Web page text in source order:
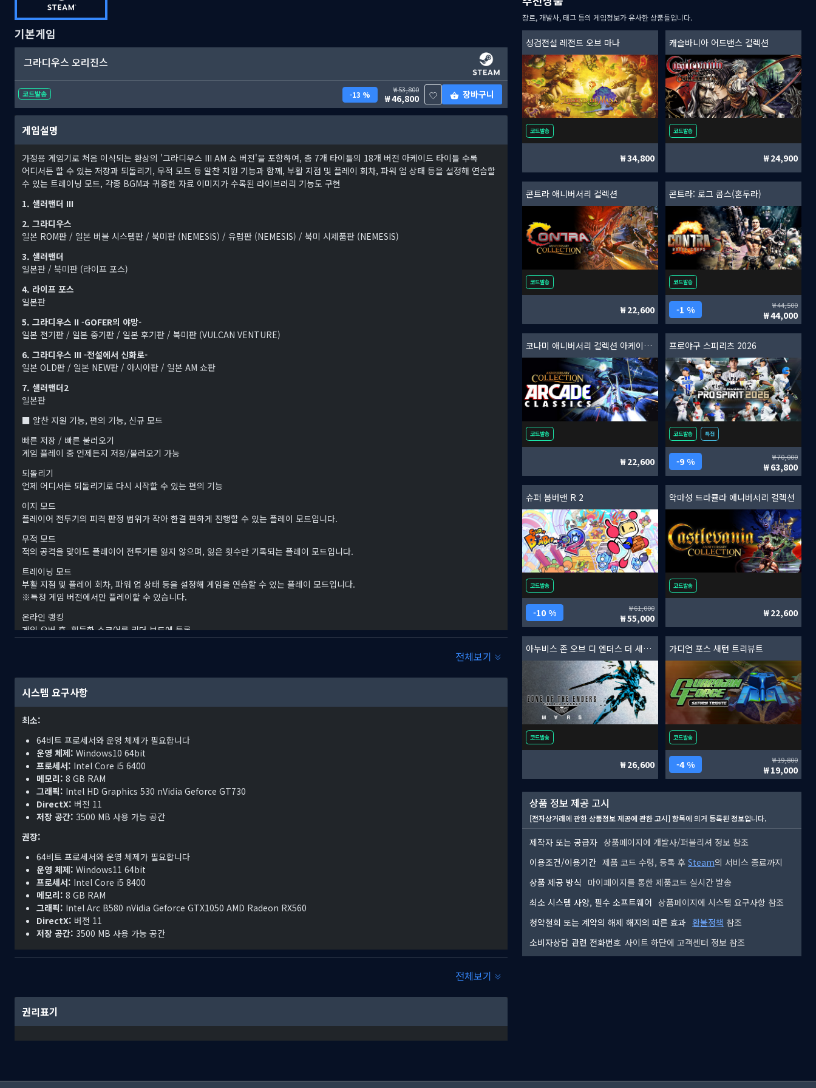
기본게임
그라디우스 오리진스
코드발송 13 % 53,800
46,800 장바구니
게임설명
가정용 게임기로 처음 이식되는 환상의 '그라디우스 III AM 쇼 버전'을 포함하여, 총 7개 타이틀의 18개 버전 아케이드 타이틀 수록
어디서든 할 수 있는 저장과 되돌리기, 무적 모드 등 알찬 지원 기능과 함께, 부활 지점 및 플레이 회차, 파워 업 상태 등을 설정해 연습할
수 있는 트레이닝 모드, 각종 BGM과 귀중한 자료 이미지가 수록된 라이브러리 기능도 구현
1. 샐러맨더 III
2. 그라디우스
일본 ROM판 / 일본 버블 시스템판 / 북미판 (NEMESIS) / 유럽판 (NEMESIS) / 북미 시제품판 (NEMESIS)
3. 샐러맨더
일본판 / 북미판 (라이프 포스)
4. 라이프 포스
일본판
5. 그라디우스 II -GOFER의 야망-
일본 전기판 / 일본 중기판 / 일본 후기판 / 북미판 (VULCAN VENTURE)
6. 그라디우스 III -전설에서 신화로-
일본 OLD판 / 일본 NEW판 / 아시아판 / 일본 AM 쇼판
7. 샐러맨더2
일본판
■ 알찬 지원 기능, 편의 기능, 신규 모드
빠른 저장 / 빠른 불러오기
게임 플레이 중 언제든지 저장/불러오기 가능
되돌리기
언제 어디서든 되돌리기로 다시 시작할 수 있는 편의 기능
이지 모드
플레이어 전투기의 피격 판정 범위가 작아 한결 편하게 진행할 수 있는 플레이 모드입니다.
무적 모드
적의 공격을 맞아도 플레이어 전투기를 잃지 않으며, 잃은 횟수만 기록되는 플레이 모드입니다.
트레이닝 모드
부활 지점 및 플레이 회차, 파워 업 상태 등을 설정해 게임을 연습할 수 있는 플레이 모드입니다.
※특정 게임 버전에서만 플레이할 수 있습니다.
온라인 랭킹
게임 오버 후, 획득한 스코어를 리더 보드에 등록
각 타이틀의 오리지널 사운드트랙 및 기존 발매 CD에 수록된 어레인지 악곡 등 감상 가능
비주얼 갤러리
당시의 사용 설명서, 개발 자료 등 열람 가능
그라디우스 도감
각 오리진 타이틀의 적 캐릭터와 스코어 확인 가능
그 외 각 게임 설정 화면에서 다양한 설정(기판의 DIP 스위치, 화면 필터, 당시의 버그 재현 등) 변경 가능
전체보기
시스템 요구사항
최소:
64비트 프로세서와 운영 체제가 필요합니다
운영 체제: Windows10 64bit
프로세서: Intel Core i5 6400
메모리: 8 GB RAM
그래픽: Intel HD Graphics 530 nVidia Geforce GT730
DirectX: 버전 11
저장 공간: 3500 MB 사용 가능 공간
권장:
64비트 프로세서와 운영 체제가 필요합니다
운영 체제: Windows11 64bit
프로세서: Intel Core i5 8400
메모리: 8 GB RAM
그래픽: Intel Arc B580 nVidia Geforce GTX1050 AMD Radeon RX560
DirectX: 버전 11
저장 공간: 3500 MB 사용 가능 공간
전체보기
권리표기
장르, 개발사, 태그 등의 게임정보가 유사한 상품들입니다.
성검전설 레전드 오브 마나
코드발송
34,800
캐슬바니아 어드밴스 컬렉션
코드발송
24,900
콘트라 애니버서리 컬렉션
코드발송
22,600
콘트라: 로그 콥스(혼두라)
코드발송
1 % 44,500
44,000
코나미 애니버서리 컬렉션 아케이드 클래식
코드발송
22,600
프로야구 스피리츠 2026
코드발송 특전
9 % 70,000
63,800
슈퍼 봄버맨 R 2
코드발송
10 % 61,000
55,000
악마성 드라큘라 애니버서리 컬렉션
코드발송
22,600
아누비스 존 오브 디 엔더스 더 세컨드 러너: 마스
코드발송
26,600
가디언 포스 새턴 트리뷰트
코드발송
4 % 19,800
19,000
상품 정보 제공 고시
[전자상거래에 관한 상품정보 제공에 관한 고시] 항목에 의거 등록된 정보입니다.
제작자 또는 공급자 상품페이지에 개발사/퍼블리셔 정보 참조
이용조건/이용기간 제품 코드 수령, 등록 후 Steam의 서비스 종료까지
상품 제공 방식
마이페이지를 통한 제품코드 실시간 발송
최소 시스템 사양, 필수 소프트웨어 상품페이지에 시스템 요구사항 참조
청약철회 또는 계약의 해제 해지의 따른 효과 환불정책 참조
소비자상담 관련 전화번호 사이트 하단에 고객센터 정보 참조